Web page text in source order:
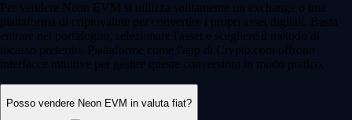
Per vendere Neon EVM si utilizza solitamente un exchange o una
piattaforma di criptovalute per convertire i propri asset digitali. Basta
entrare nel portafoglio, selezionare l'asset e scegliere il metodo di
incasso preferito. Piattaforme come l'app di Crypto.com offrono
interfacce intuitive per gestire queste conversioni in modo pratico.
Posso vendere Neon EVM in valuta fiat?